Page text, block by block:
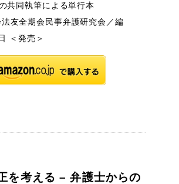
共同執筆による単行本
友全期会民事弁護研究会／編
＜発売＞
を考える – 弁護士からの